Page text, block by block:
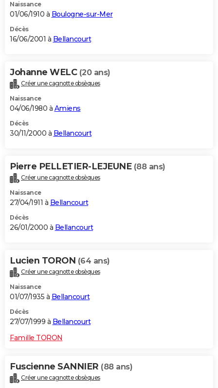
Naissance
01/06/1910 à Boulogne-sur-Mer
Décès
16/06/2001 à Bellancourt
Johanne WELC (20 ans)
Créer une cagnotte obsèques
Naissance
04/06/1980 à Amiens
Décès
30/11/2000 à Bellancourt
Pierre PELLETIER-LEJEUNE (88 ans)
Créer une cagnotte obsèques
Naissance
27/04/1911 à Bellancourt
Décès
26/01/2000 à Bellancourt
Lucien TORON (64 ans)
Créer une cagnotte obsèques
Naissance
01/07/1935 à Bellancourt
Décès
27/07/1999 à Bellancourt
Famille TORON
Fuscienne SANNIER (88 ans)
Créer une cagnotte obsèques